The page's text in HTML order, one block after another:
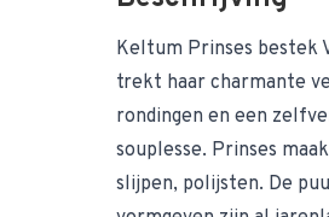
Keltum Prinses bestek
trekt haar charmante
rondingen en een
souplesse. Prinses
slijpen, polijsten. De